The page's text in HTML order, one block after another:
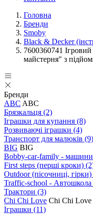
Головна
Бренди
Smoby
Black & Decker
7600360741
майстерня" з
Бренди
ABC ABC
Брязкальця (2)
Іграшки для купання (8)
Розвиваючі іграшки (4)
Транспорт для малюків (9)
BIG BIG
Bobby-car-family - машини
First steps (перші кроки)
Outdoor (пісочниці, гірки)
Traffic-school - Автошкола
Трактори (3)
Chi Chi Love Chi Chi Love
Іграшки (11)